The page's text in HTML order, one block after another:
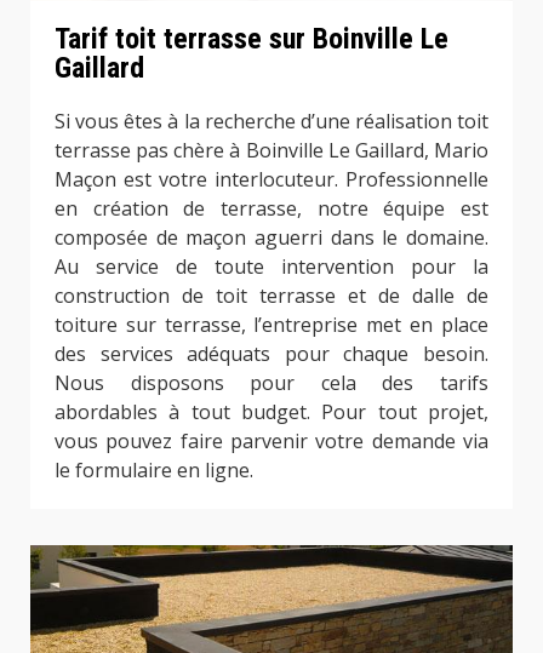
Tarif toit terrasse sur Boinville Le
Gaillard
Si vous êtes à la recherche d’une réalisation toit
terrasse pas chère à Boinville Le Gaillard, Mario
Maçon est votre interlocuteur. Professionnelle
en création de terrasse, notre équipe est
composée de maçon aguerri dans le domaine.
Au service de toute intervention pour la
construction de toit terrasse et de dalle de
toiture sur terrasse, l’entreprise met en place
des services adéquats pour chaque besoin.
Nous disposons pour cela des tarifs
abordables à tout budget. Pour tout projet,
vous pouvez faire parvenir votre demande via
le formulaire en ligne.